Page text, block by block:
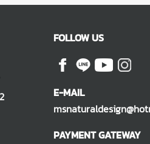
FOLLOW US
E-MAIL
PAYMENT GATEWAY